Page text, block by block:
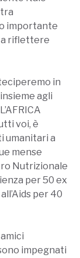
importante
a riflettere
in
agli
voi, è
umanitari a
mense
Nutrizionale
per 50 ex
per 40
impegnati